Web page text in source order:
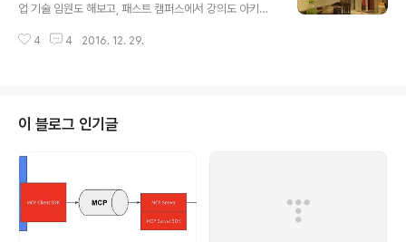
업 기술 임원도 해보고, 패스트 캠퍼스에서 강의도 아키텍
설팅...그리고 구글에 들어와서 천재들도 많이 만나고, 빅데
짧은 휴가지만 앞으로의 계획도 세우고.. 내년에는 머신러
닝쪽에 집중도 하고... 조금 더 많은 일을 잘 할 수 있는 한해
이기를 바라며가족들 건강하고 내년에는 부디 좋은일만 생
4 4 2016. 12. 29.
이 블로그 인기글